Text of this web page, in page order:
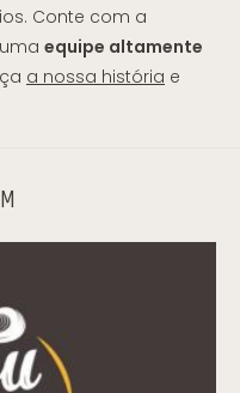
Conte com a
equipe altamente
a nossa história e